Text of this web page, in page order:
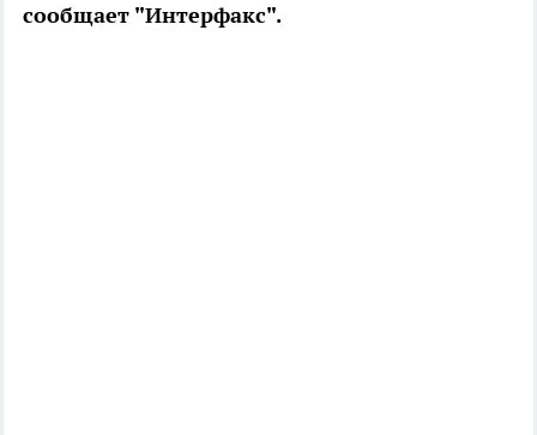
сообщает "Интерфакс".